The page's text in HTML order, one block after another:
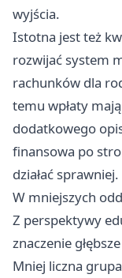
wyjścia.
Istotna jest też
rozwijać system
rachunków dla
temu wpłaty
dodatkowego
finansowa po
działać sprawniej.
W mniejszych
Z perspektywy
znaczenie
Mniej liczna